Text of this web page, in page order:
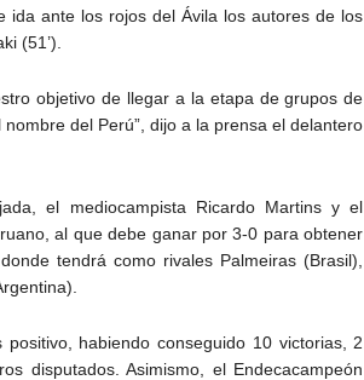
ante los rojos del Ávila los autores de los
(51’).
objetivo de llegar a la etapa de grupos de
del Perú”, dijo a la prensa el delantero
el mediocampista Ricardo Martins y el
al que debe ganar por 3-0 para obtener
tendrá como rivales Palmeiras (Brasil),
habiendo conseguido 10 victorias, 2
disputados. Asimismo, el Endecacampeón